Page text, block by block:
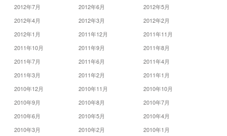
2012年7月
2012年6月
2012年5月
2012年4月
2012年3月
2012年2月
2012年1月
2011年12月
2011年11月
2011年10月
2011年9月
2011年8月
2011年7月
2011年6月
2011年4月
2011年3月
2011年2月
2011年1月
2010年12月
2010年11月
2010年10月
2010年9月
2010年8月
2010年7月
2010年6月
2010年5月
2010年4月
2010年3月
2010年2月
2010年1月